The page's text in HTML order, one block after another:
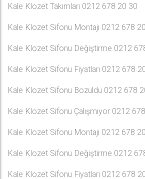
Kale Klozet Takımları 0212 678 20 30
Kale Klozet Sifonu Montajı 0212 678
Kale Klozet Sifonu Değiştirme 0212
Kale Klozet Sifonu Fiyatları 0212 678
Kale Klozet Sifonu Bozuldu 0212 678
Kale Klozet Sifonu Çalışmıyor 0212
Kale Klozet Sifonu Montajı 0212 678
Kale Klozet Sifonu Değiştirme 0212
Kale Klozet Sifonu Fiyatları 0212 678